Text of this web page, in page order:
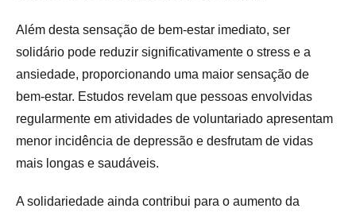
Além desta sensação de bem-estar imediato, ser
solidário pode reduzir significativamente o stress e a
ansiedade, proporcionando uma maior sensação de
bem-estar. Estudos revelam que pessoas envolvidas
regularmente em atividades de voluntariado apresentam
menor incidência de depressão e desfrutam de vidas
mais longas e saudáveis.
A solidariedade ainda contribui para o aumento da